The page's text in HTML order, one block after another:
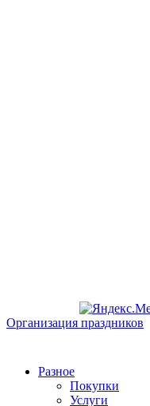
Организация праздников
Разное
Покупки
Услуги